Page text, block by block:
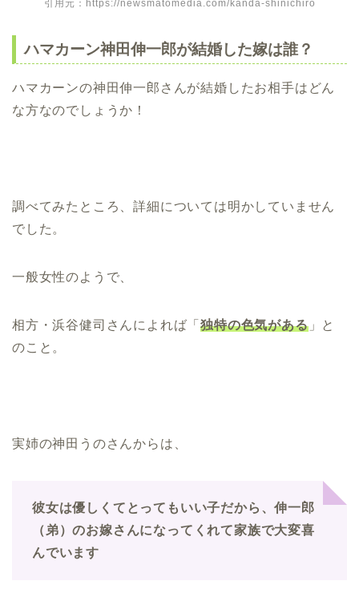
引用元：https://newsmatomedia.com/kanda-shinichiro
ハマカーン神田伸一郎が結婚した嫁は誰？
ハマカーンの神田伸一郎さんが結婚したお相手はどん
な方なのでしょうか！
調べてみたところ、詳細については明かしていません
でした。
一般女性のようで、
相方・浜谷健司さんによれば「独特の色気がある」と
のこと。
実姉の神田うのさんからは、
彼女は優しくてとってもいい子だから、伸一郎
（弟）のお嫁さんになってくれて家族で大変喜
んでいます